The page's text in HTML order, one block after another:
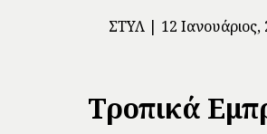
ΣΤΥΛ 12 Ιανουάριος,
Τροπικά